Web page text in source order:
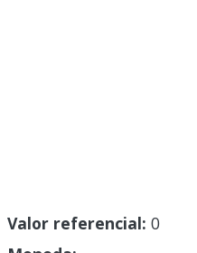
Valor referencial: 0